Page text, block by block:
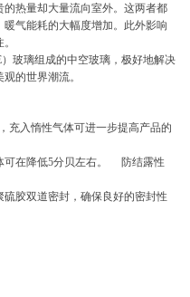
热量却大量流向室外。这两者都
气能耗的大幅度增加。此外影响
玻璃组成的中空玻璃，极好地解决
的世界潮流。
充入惰性气体可进一步提高产品的
可在降低5分贝左右。 防结露性
胶双道密封，确保良好的密封性